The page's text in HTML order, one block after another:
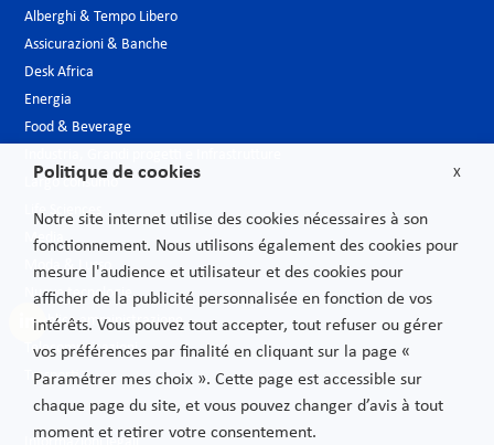
Alberghi & Tempo Libero
Assicurazioni & Banche
Desk Africa
Energia
Food & Beverage
Largo consumo
Life Sciences
Media
Moda & Lusso
Nuove tecnologie
Pubblica amministrazione
Telecomunicazioni
Trasporti
X
Politique de cookies
Notre site internet utilise des cookies nécessaires à son
fonctionnement. Nous utilisons également des cookies pour
mesure l'audience et utilisateur et des cookies pour
afficher de la publicité personnalisée en fonction de vos
intérêts. Vous pouvez tout accepter, tout refuser ou gérer
vos préférences par finalité en cliquant sur la page «
Paramétrer mes choix ». Cette page est accessible sur
chaque page du site, et vous pouvez changer d’avis à tout
moment et retirer votre consentement.